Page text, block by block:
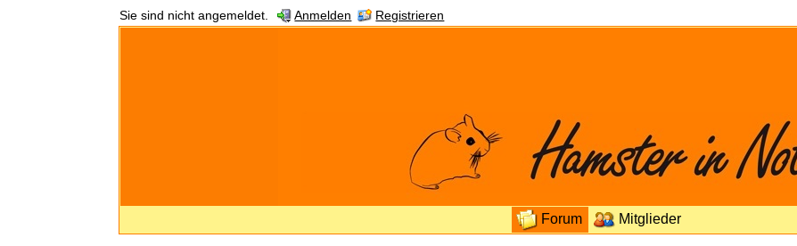
Sie sind nicht angemeldet. Anmelden Registrieren
Forum Mitglieder